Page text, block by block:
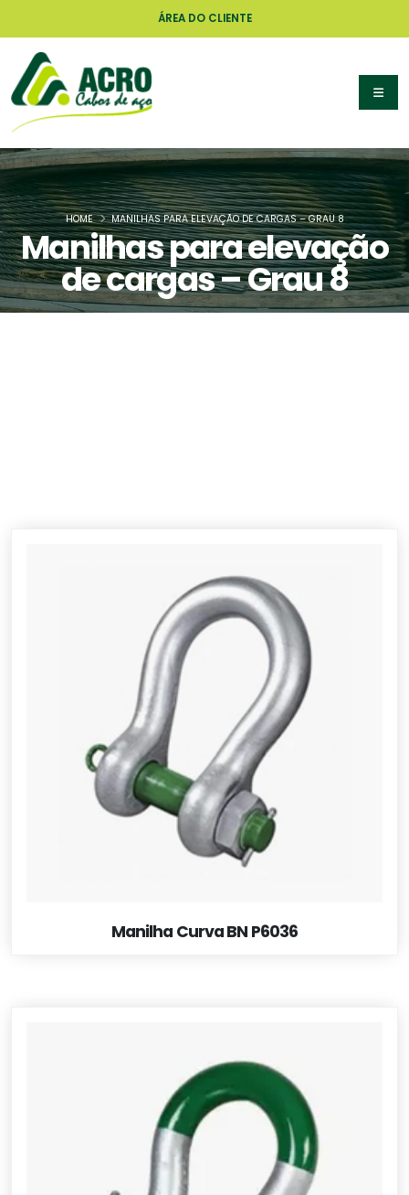
ÁREA DO CLIENTE
Manilhas para elevação
de cargas – Grau 8
HOME MANILHAS PARA ELEVAÇÃO DE CARGAS – GRAU 8
Manilha Curva BN P6036